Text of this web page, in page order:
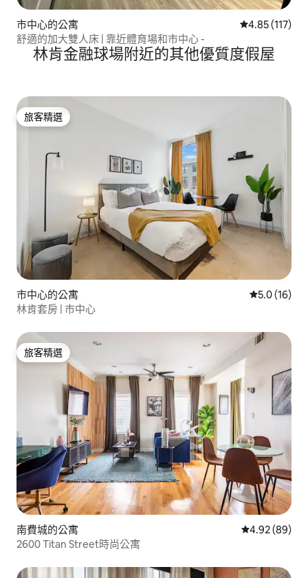
市中心的公寓 從 117 則評價
4.85 (117)
舒適的加大雙人床 | 靠近體育場和市中心 -
林肯金融球場附近的其他優質度假屋
旅客精選
旅客精選
市中心的公寓 從 16 則評
5.0 (16)
林肯套房 | 市中心
旅客精選
旅客精選
南費城的公寓 從 89 則評價
4.92 (89)
2600 Titan Street時尚公寓